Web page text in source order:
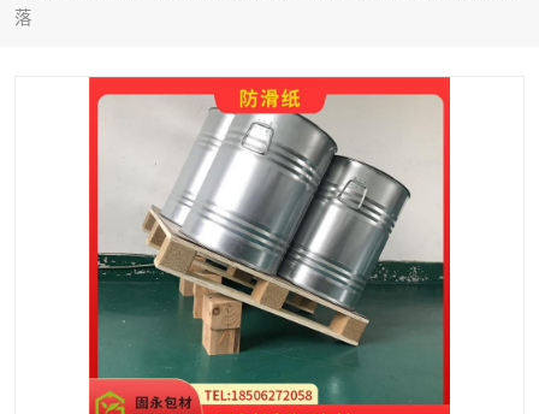
落
裹包网兜 纤维打包带
充气袋
缠绕膜
托盘裹包网兜
托盘捆绑带